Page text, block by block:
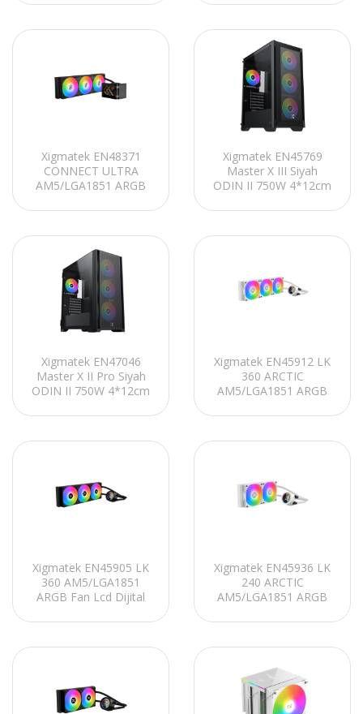
ATX3.1/PCIe5.1 Power
Ekran Beyaz 360mm
Xigmatek EN48371
CONNECT ULTRA
AM5/LGA1851 ARGB
Ekran Siyah 360mm
Xigmatek EN45769
Master X III Siyah
ODIN II 750W 4*12cm
Panel E-ATX Mid-T
Xigmatek EN47046
Master X II Pro Siyah
ODIN II 750W 4*12cm
Mesh+Cam Panel E-
Xigmatek EN45912 LK
360 ARCTIC
AM5/LGA1851 ARGB
Göstergeli Beyaz
Xigmatek EN45905 LK
360 AM5/LGA1851
ARGB Fan Lcd Dijital
360mm Sıvı Soğutma
Xigmatek EN45936 LK
240 ARCTIC
AM5/LGA1851 ARGB
Göstergeli Beyaz